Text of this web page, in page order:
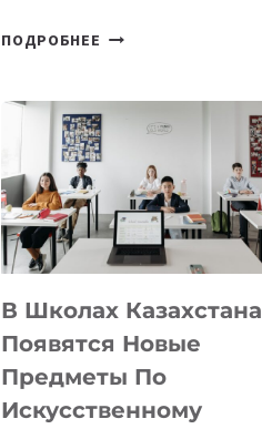
ПОДРОБНЕЕ ОТКРЫТ
DEAL
VELOCITY
MOST
—
МЕЖДУНАРОДНУЮ
ДЛЯ
ТЕХНОЛОГИЧЕСКИХ
СТАРТАПОВ
В Школах Казахстана
Появятся Новые
Предметы По
Искусственному